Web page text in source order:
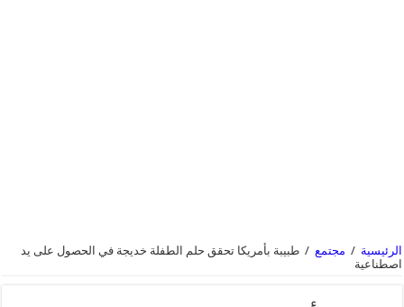
الرئيسية / مجتمع / طبيبة بأمريكا تحقق حلم الطفلة خديجة في الحصول على يد
اصطناعية‎